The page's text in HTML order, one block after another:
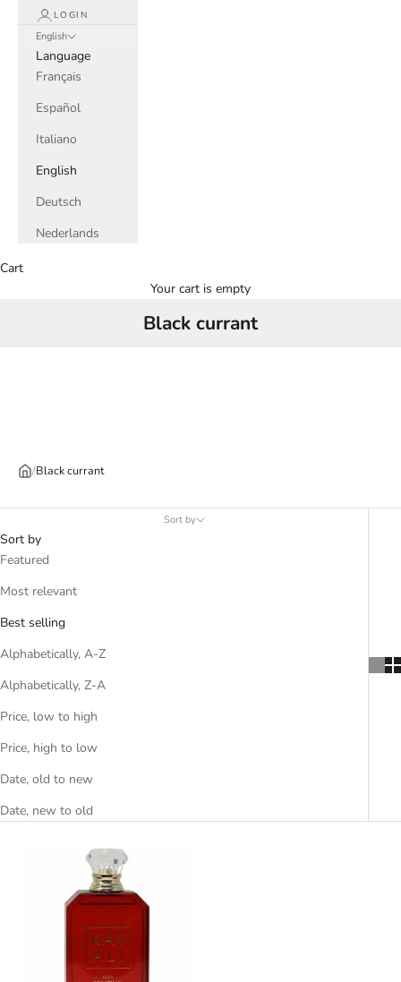
LOGIN
English
Language
Français
Español
Italiano
English
Deutsch
Nederlands
Cart
Your cart is empty
Black currant
/Black currant
Sort by
Sort by
Featured
Most relevant
Best selling
Alphabetically, A-Z
Alphabetically, Z-A
Price, low to high
Price, high to low
Date, old to new
Date, new to old